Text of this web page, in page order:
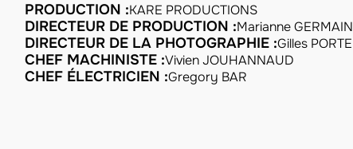
PRODUCTION :KARE PRODUCTIONS
DIRECTEUR DE PRODUCTION :Marianne GERMAIN
DIRECTEUR DE LA PHOTOGRAPHIE :Gilles PORTE
CHEF MACHINISTE :Vivien JOUHANNAUD
CHEF ÉLECTRICIEN :Gregory BAR